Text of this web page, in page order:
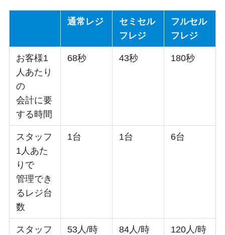
通常レジ
セミセル
フレジ
フルセル
フレジ
お客様1
人あたり
の
会計に要
する時間
68秒 43秒 180秒
スタッフ
1人あた
りで
管理でき
るレジ台
数
1台 1台 6台
スタッフ
53人/時 84人/時 120人/時